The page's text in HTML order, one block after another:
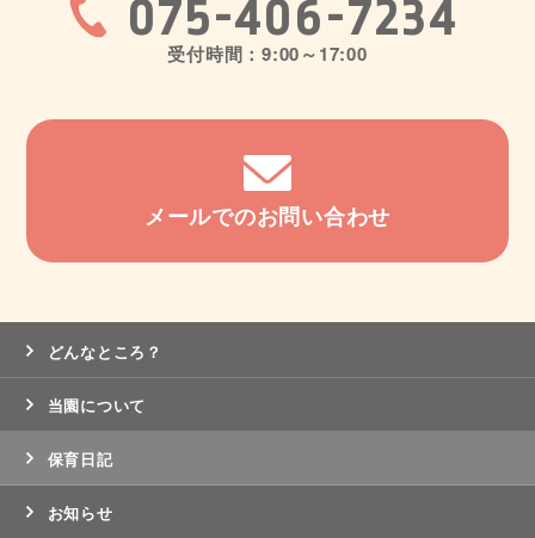
075-406-7234
受付時間：9:00～17:00
メールでのお問い合わせ
どんなところ？
当園について
保育日記
お知らせ